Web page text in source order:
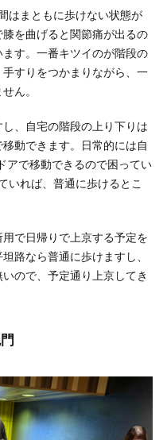
はまともに歩けない状態が
を曲げると関節痛が出るの
す。一番キツイのが階段の
すりをつかまりながら、一
ん。
、自宅の階段の上り下りは
動できます。日常的には自
アで移動できるので困ってい
いれば、普通に歩けるとこ
で日帰りで上京する予定を
路なら普通に歩けますし、
ので、予定通り上京してき